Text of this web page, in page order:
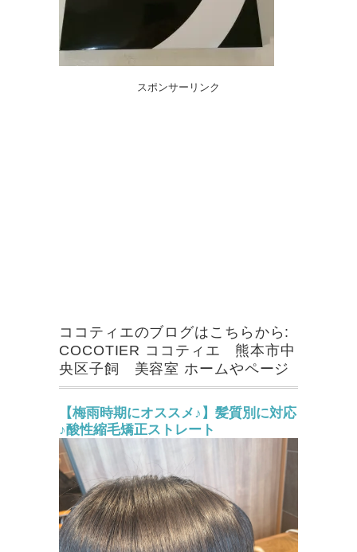
スポンサーリンク
ココティエのブログはこちらから:
COCOTIER ココティエ 熊本市中
央区子飼 美容室 ホームやページ
【梅雨時期にオススメ♪】髪質別に対応
♪酸性縮毛矯正ストレート